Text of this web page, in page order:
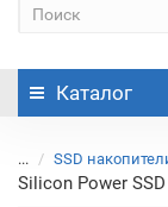
Каталог
... SSD
Silicon Power